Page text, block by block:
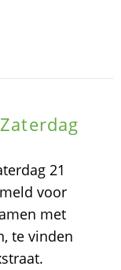
21
voor
met
te vinden